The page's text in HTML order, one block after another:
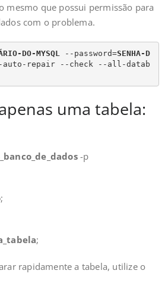
mesmo que possui permissão para
com o problema.
DO-MYSQL --password=SENHA-D
repair --check --all-datab
uma tabela:
-p
;
;
rapidamente a tabela, utilize o